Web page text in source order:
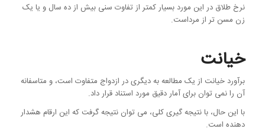
نرخ طلاق در این مورد بسیار کمتر از تفاوت سنی بیش از ده سال و یا یک
زن مسن تر از مرداست.
خیانت
برآورد خیانت از یک مطالعه به دیگری در ازدواج متفاوت است، و متاسفانه
آن را نمی توان برای آمار دقیق مورد استناد قرار داد.
با این حال، با نتیجه گیری کلی، می توان نتیجه گرفت که این ارقام هشدار
دهنده است.